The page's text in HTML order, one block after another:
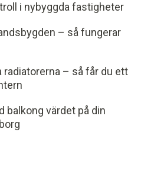
i nybyggda fastigheter
– så fungerar
radiatorerna – så får du ett
balkong värdet på din